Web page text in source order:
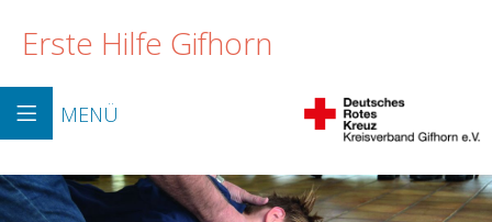
Erste Hilfe Gifhorn
MENÜ